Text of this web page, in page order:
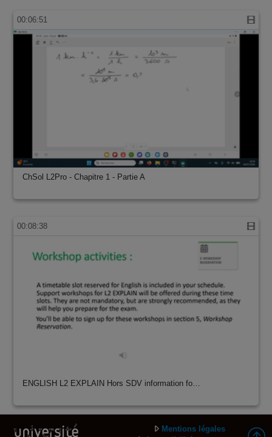
00:06:51
ChSol L2Pro - Chapitre 1 - Partie A
00:08:38
ENGLISH L2 EXPLAIN Hors SDV information fo…
Mentions légales